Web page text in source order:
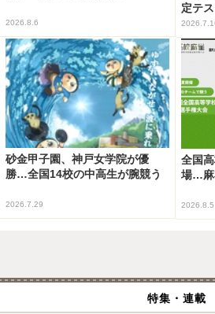
2026.8.6
定テ
砂金甲子園、神戸女学院が優
勝…全国14校の中高生が腕競う
2026.7.29
全国
場…麻
2026.8.5
特集・連載